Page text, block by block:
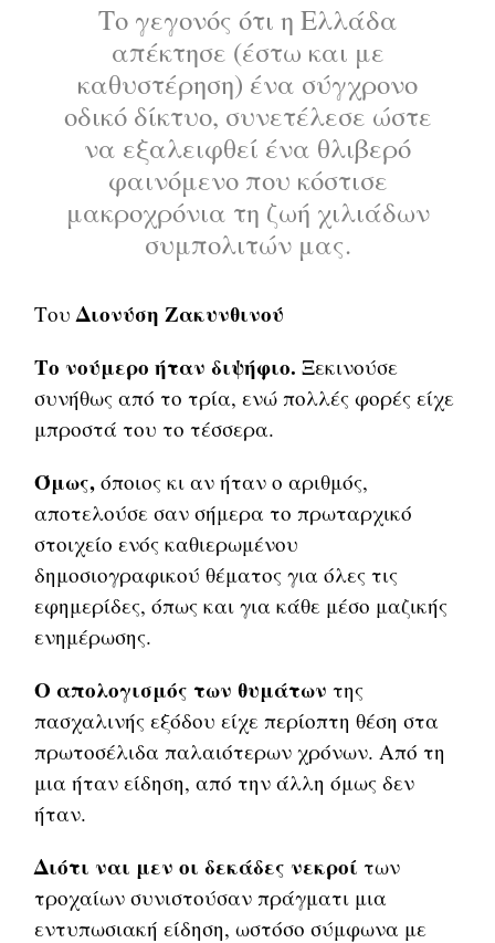
Το γεγονός ότι η Ελλάδα
απέκτησε (έστω και με
καθυστέρηση) ένα σύγχρονο
οδικό δίκτυο, συνετέλεσε ώστε
να εξαλειφθεί ένα θλιβερό
φαινόμενο που κόστισε
μακροχρόνια τη ζωή χιλιάδων
συμπολιτών μας.
ΤουΔιονύση Ζακυνθινού
Το νούμερο ήταν διψήφιο. Ξεκινούσε
συνήθως από το τρία, ενώ πολλές φορές είχε
μπροστά του το τέσσερα.
Όμως, όποιος κι αν ήταν ο αριθμός,
αποτελούσε σαν σήμερα το πρωταρχικό
στοιχείο ενός καθιερωμένου
δημοσιογραφικού θέματος για όλες τις
εφημερίδες, όπως και για κάθε μέσο μαζικής
ενημέρωσης.
Ο απολογισμός των θυμάτων της
πασχαλινής εξόδου είχε περίοπτη θέση στα
πρωτοσέλιδα παλαιότερων χρόνων. Από τη
μια ήταν είδηση, από την άλλη όμως δεν
ήταν.
Διότι ναι μεν οι δεκάδες νεκροίτων
τροχαίων συνιστούσαν πράγματι μια
εντυπωσιακή είδηση, ωστόσο σύμφωνα με